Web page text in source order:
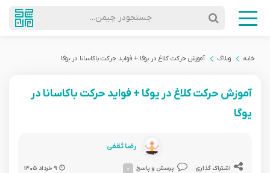
جستجودر چیمن...
خانه وبلاگ آموزش حرکت کلاغ در یوگا + فواید حرکت باکاسانا در یوگا
آموزش حرکت کلاغ در یوگا + فواید حرکت باکاسانا در
یوگا
رضا ثقفی
اشتراک گذاری پرسش و پاسخ ۰ ۹ خرداد ۱۴۰۵